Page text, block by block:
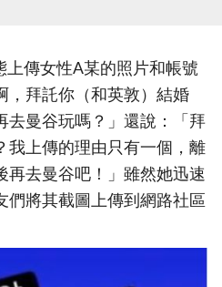
上傳女性A某的照片和帳號
，拜託你（和英敦）結婚
去曼谷玩嗎？」還說：「拜
我上傳的理由只有一個，離
再去曼谷吧！」雖然她迅速
們將其截圖上傳到網路社區